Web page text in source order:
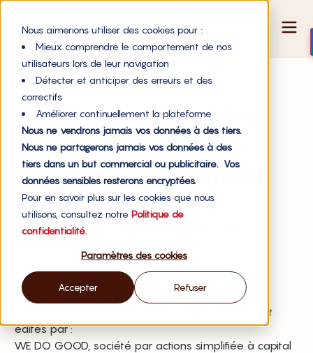
Nous aimerions utiliser des cookies pour :
Mieux comprendre le comportement de nos
utilisateurs lors de leur navigation
Détecter et anticiper des erreurs et des
correctifs
Améliorer continuellement la plateforme
Nous ne vendrons jamais vos données à des tiers.
Nous ne partagerons jamais vos données à des
tiers dans un but commercial ou publicitaire. Vos
données sensibles resterons encryptées.
Pour en savoir plus sur les cookies que nous
utilisons, consultez notre Politique de
confidentialité.
Paramètres des cookies
Accepter Refuser
Mentions légales
Désignation et
modalités de contact
du médiateur
Extrait desConditions générales d’utilisation du Site
►Identification de l’éditeur
Le Site et les présentes conditions générales sont
édités par :
WE DO GOOD, société par actions simplifiée à capital